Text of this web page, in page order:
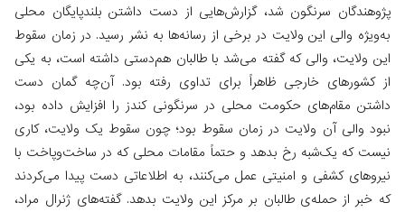
پژوهندگان سرنگون شد، گزارش‌هایی از دست داشتن بلندپایگان محلی
به‌ویژه والی این ولایت در برخی از رسانه‌ها به نشر رسید. در زمان سقوط
این ولایت، والی که گفته می‌شد با طالبان هم‌دستی داشته است، به یکی
از کشورهای خارجی ظاهراً برای تداوی رفته بود. آن‌چه گمان دست
داشتن مقام‌های حکومت محلی در سرنگونی کندز را افزایش داده بود،
نبود والی آن ولایت در زمان سقوط بود؛ چون سقوط یک ولایت، کاری
نیست که یک‌شبه رخ بدهد و حتماً مقامات محلی که در ساخت‌وپاخت با
نیروهای کشفی و امنیتی عمل می‌کنند، به اطلاعاتی دست پیدا می‌کردند
که خبر از حمله‌ی طالبان بر مرکز این ولایت بدهد. گفته‌های ژنرال مراد،